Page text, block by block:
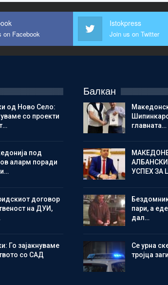
on Facebook
Istokpress
Join us on Twitter
од Ново Село:
со проекти
под
аларм поради
договор
на ДУИ,
Го зајакнуваме
со САД
Балкан
главната…
УСПЕХ ЗА
пари, а
дал…
Се урна
тројца